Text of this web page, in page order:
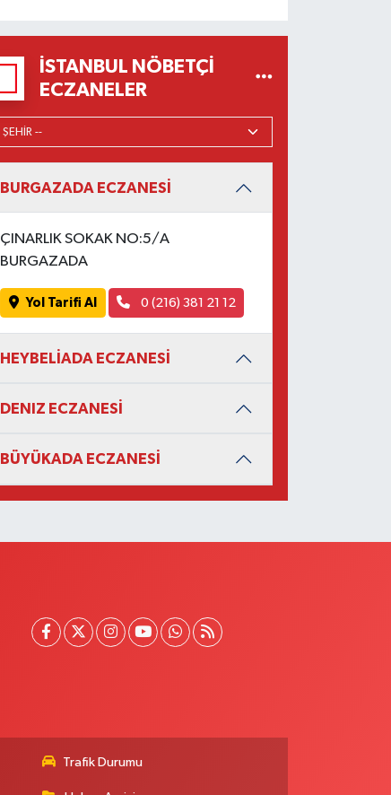
İSTANBUL NÖBETÇI
ECZANELER
BURGAZADA ECZANESİ
ÇINARLIK SOKAK NO:5/A
BURGAZADA
Yol Tarifi Al 0 (216) 381 21 12
HEYBELİADA ECZANESİ
DENIZ ECZANESİ
BÜYÜKADA ECZANESİ
Trafik Durumu